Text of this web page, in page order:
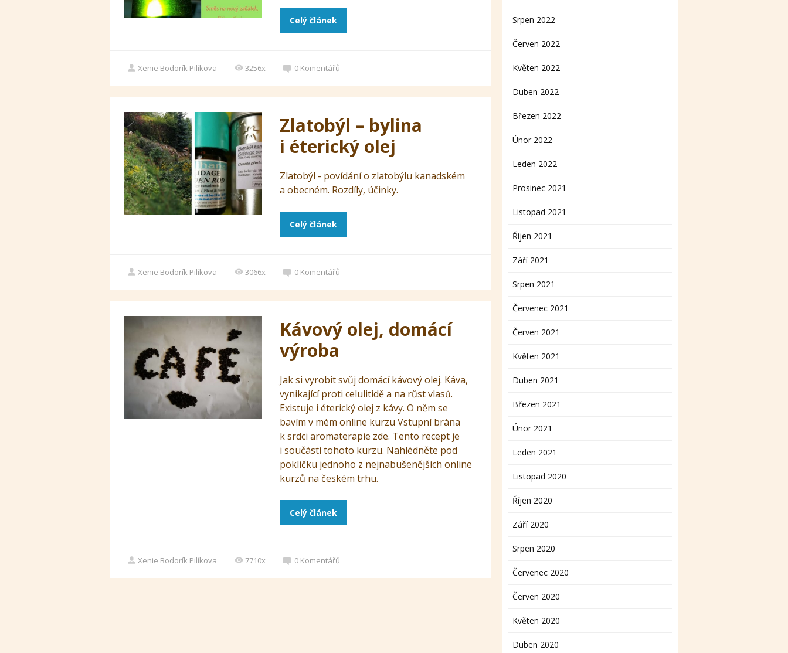
Celý článek
Xenie Bodorík Pilíkova 3256x 0 Komentářů
Zlatobýl – bylina
i éterický olej
Zlatobýl - povídání o zlatobýlu kanadském
a obecném. Rozdíly, účinky.
Celý článek
Xenie Bodorík Pilíkova 3066x 0 Komentářů
Kávový olej, domácí
výroba
Jak si vyrobit svůj domácí kávový olej. Káva,
vynikající proti celulitidě a na růst vlasů.
Existuje i éterický olej z kávy. O něm se
bavím v mém online kurzu Vstupní brána
k srdci aromaterapie zde. Tento recept je
i součástí tohoto kurzu. Nahlédněte pod
pokličku jednoho z nejnabušenějších online
kurzů na českém trhu.
Celý článek
Xenie Bodorík Pilíkova 7710x 0 Komentářů
Srpen 2022
Červen 2022
Květen 2022
Duben 2022
Březen 2022
Únor 2022
Leden 2022
Prosinec 2021
Listopad 2021
Říjen 2021
Září 2021
Srpen 2021
Červenec 2021
Červen 2021
Květen 2021
Duben 2021
Březen 2021
Únor 2021
Leden 2021
Listopad 2020
Říjen 2020
Září 2020
Srpen 2020
Červenec 2020
Červen 2020
Květen 2020
Duben 2020